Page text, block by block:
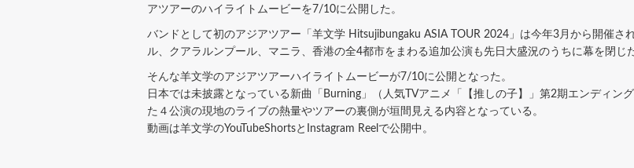
アツアーのハイライトムービーを7/10に公開した。
バンドとして初のアジアツアー「羊文学 Hitsujibungaku ASIA TOUR 2024」は今年3月から開催さ
ル、クアラルンプール、マニラ、香港の全4都市をまわる追加公演も先日大盛況のうちに幕を閉じ
そんな羊文学のアジアツアーハイライトムービーが7/10に公開となった。
日本では未披露となっている新曲「Burning」（人気TVアニメ「【推しの子】」第2期エンディン
た４公演の現地のライブの熱量やツアーの裏側が垣間見える内容となっている。
動画は羊文学のYouTubeShortsとInstagram Reelで公開中。